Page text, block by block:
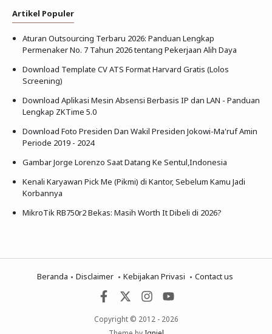
Artikel Populer
Aturan Outsourcing Terbaru 2026: Panduan Lengkap
Permenaker No. 7 Tahun 2026 tentang Pekerjaan Alih Daya
Download Template CV ATS Format Harvard Gratis (Lolos
Screening)
Download Aplikasi Mesin Absensi Berbasis IP dan LAN - Panduan
Lengkap ZKTime 5.0
Download Foto Presiden Dan Wakil Presiden Jokowi-Ma'ruf Amin
Periode 2019 - 2024
Gambar Jorge Lorenzo Saat Datang Ke Sentul,Indonesia
Kenali Karyawan Pick Me (Pikmi) di Kantor, Sebelum Kamu Jadi
Korbannya
MikroTik RB750r2 Bekas: Masih Worth It Dibeli di 2026?
Beranda Disclaimer Kebijakan Privasi Contact us
Copyright © 2012 - 2026